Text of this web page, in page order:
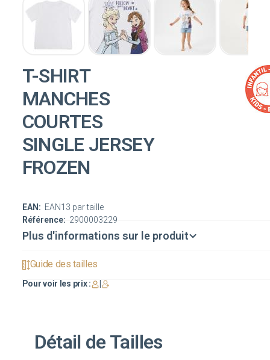
T-SHIRT
MANCHES
COURTES
SINGLE JERSEY
FROZEN
Référence: 2900003229
EAN: EAN13 par taille
Plus d'informations sur le produit
Guide des tailles
Pour voir les prix :
Détail de Tailles